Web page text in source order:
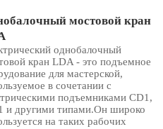
мостовой кран
однобалочный
кран LDA - это подъемное
для мастерской,
в сочетании с
подъемниками CD1,
и другими типами.Он широко
на таких рабочих